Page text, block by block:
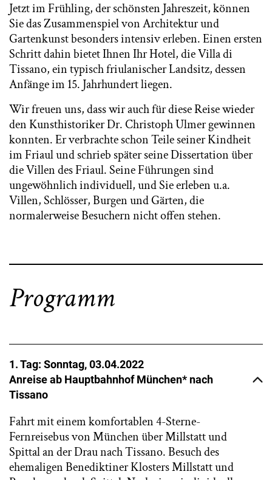
Jetzt im Frühling, der schönsten Jahreszeit, können
Sie das Zusammenspiel von Architektur und
Gartenkunst besonders intensiv erleben. Einen ersten
Schritt dahin bietet Ihnen Ihr Hotel, die Villa di
Tissano, ein typisch friulanischer Landsitz, dessen
Anfänge im 15. Jahrhundert liegen.
Wir freuen uns, dass wir auch für diese Reise wieder
den Kunsthistoriker Dr. Christoph Ulmer gewinnen
konnten. Er verbrachte schon Teile seiner Kindheit
im Friaul und schrieb später seine Dissertation über
die Villen des Friaul. Seine Führungen sind
ungewöhnlich individuell, und Sie erleben u.a.
Villen, Schlösser, Burgen und Gärten, die
normalerweise Besuchern nicht offen stehen.
Programm
1. Tag: Sonntag, 03.04.2022
Anreise ab Hauptbahnhof München* nach
Tissano
Fahrt mit einem komfortablen 4-Sterne-
Fernreisebus von München über Millstatt und
Spittal an der Drau nach Tissano. Besuch des
ehemaligen Benediktiner Klosters Millstatt und